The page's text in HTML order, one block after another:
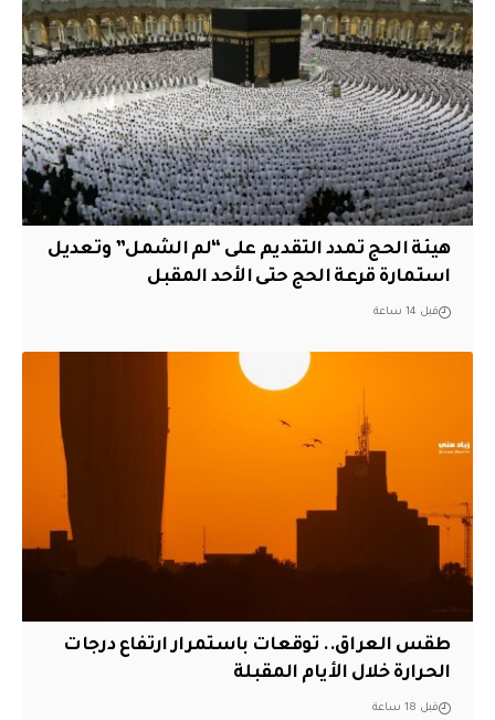
هيئة الحج تمدد التقديم على “لم الشمل” وتعديل
استمارة قرعة الحج حتى الأحد المقبل
قبل 14 ساعة
طقس العراق.. توقعات باستمرار ارتفاع درجات
الحرارة خلال الأيام المقبلة
قبل 18 ساعة